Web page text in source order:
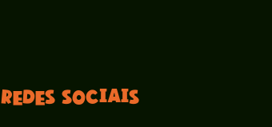
Redes sociais